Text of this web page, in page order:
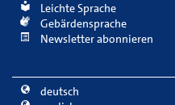
Leichte Sprache
Gebärdensprache
Newsletter abonnieren
deutsch